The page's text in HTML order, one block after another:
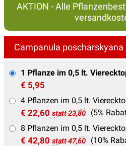
AKTION - Alle
Campanula poscharskyana
1 Pflanze im 0,5 lt.
€ 5,95
4 Pflanzen im 0,5 lt.
€ 22,60 statt 23,80
(5%
8 Pflanzen im 0,5 lt.
€ 42,80 statt 47,60 (10%